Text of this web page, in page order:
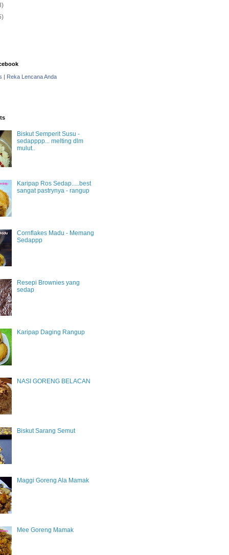
| Reka Lencana Anda
Biskut Semperit Susu -
sedapppp... melting dlm
mulut..
Karipap Ros Sedap.....best
sangat pastrynya - rangup
Cornflakes Madu - Memang
Sedappp
Resepi Brownies yang
sedap
Karipap Daging Rangup
NASI GORENG BELACAN
Biskut Sarang Semut
Maggi Goreng Ala Mamak
Mee Goreng Mamak